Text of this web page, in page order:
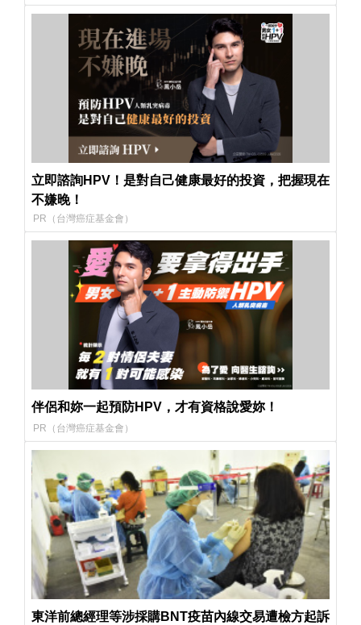
立即諮詢HPV！是對自己健康最好的投資，把握現在
不嫌晚！
PR（台灣癌症基金會）
伴侶和妳一起預防HPV，才有資格說愛妳！
PR（台灣癌症基金會）
東洋前總經理等涉採購BNT疫苗內線交易遭檢方起訴